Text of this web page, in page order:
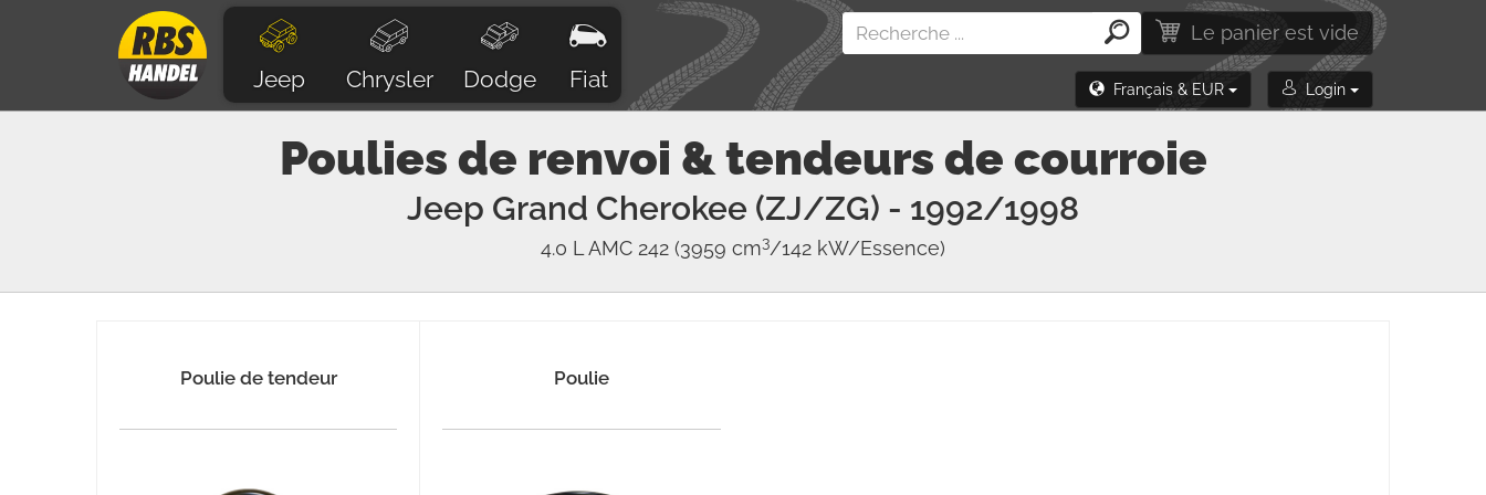
Jeep Chrysler Dodge Fiat
Le panier est vide
Français & EUR Login
Poulies de renvoi & tendeurs de courroie
Jeep Grand Cherokee (ZJ/ZG) - 1992/1998
4.0 L AMC 242 (3959 cm3/142 kW/Essence)
Poulie de tendeur Poulie